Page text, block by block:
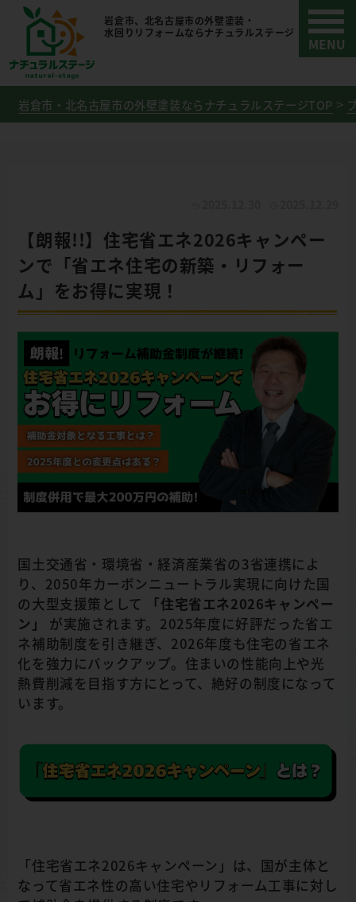
岩倉市、北名古屋市の外壁塗装・
水回りリフォームならナチュラルステージ
岩倉市・北名古屋市の外壁塗装ならナチュラルステージTOP
【朗報!!】住宅省エネ2026キャンペー
ンで「省エネ住宅の新築・リフォー
ム」をお得に実現！
国土交通省・環境省・経済産業省の3省連携によ
り、2050年カーボンニュートラル実現に向けた国
の大型支援策として
「住宅省エネ2026キャンペー
ン」
が実施されます。2025年度に好評だった省エ
ネ補助制度を引き継ぎ、2026年度も住宅の省エネ
化を強力にバックアップ。住まいの性能向上や光
熱費削減を目指す方にとって、絶好の制度になって
います。
「住宅省エネ2026キャンペーン」は、国が主体と
なって省エネ性の高い住宅やリフォーム工事に対し